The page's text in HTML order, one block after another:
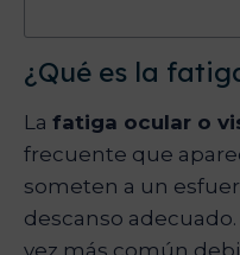
¿Qué es la
La fatiga ocular o
frecuente que
someten a un
descanso